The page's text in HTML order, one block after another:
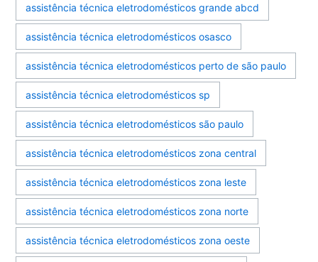
assistência técnica eletrodomésticos grande abcd
assistência técnica eletrodomésticos osasco
assistência técnica eletrodomésticos perto de são paulo
assistência técnica eletrodomésticos sp
assistência técnica eletrodomésticos são paulo
assistência técnica eletrodomésticos zona central
assistência técnica eletrodomésticos zona leste
assistência técnica eletrodomésticos zona norte
assistência técnica eletrodomésticos zona oeste